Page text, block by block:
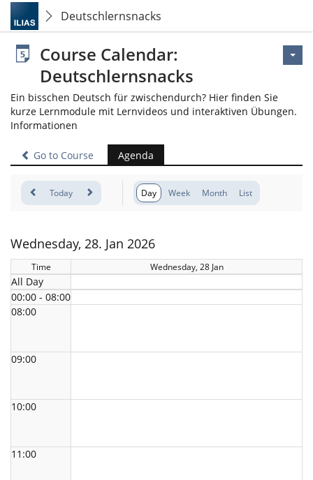
Deutschlernsnacks
Course Calendar:
Deutschlernsnacks
Ein bisschen Deutsch für zwischendurch? Hier finden Sie
kurze Lernmodule mit Lernvideos und interaktiven Übungen.
Informationen
Go to Course Agenda
Today Day Week Month List
Wednesday, 28. Jan 2026
Time Wednesday, 28 Jan
All Day
00:00 - 08:00
08:00
09:00
10:00
11:00